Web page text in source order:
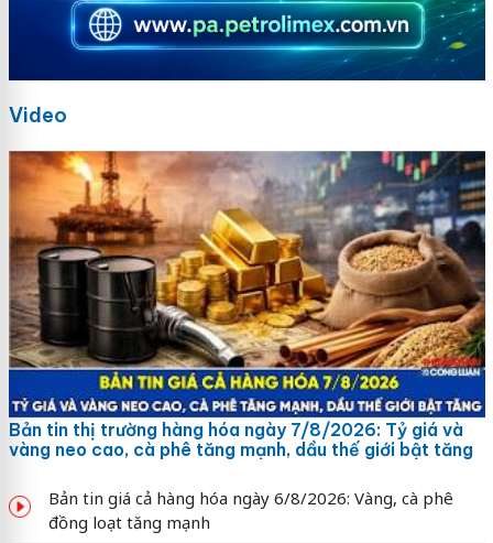
Video
Bản tin thị trường hàng hóa ngày 7/8/2026: Tỷ giá và
vàng neo cao, cà phê tăng mạnh, dầu thế giới bật tăng
Bản tin giá cả hàng hóa ngày 6/8/2026: Vàng, cà phê
đồng loạt tăng mạnh